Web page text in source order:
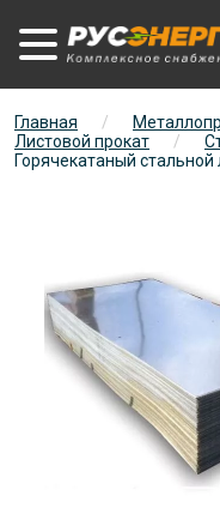
Главная /
Листовой прокат
/
Горячекатаный стальной